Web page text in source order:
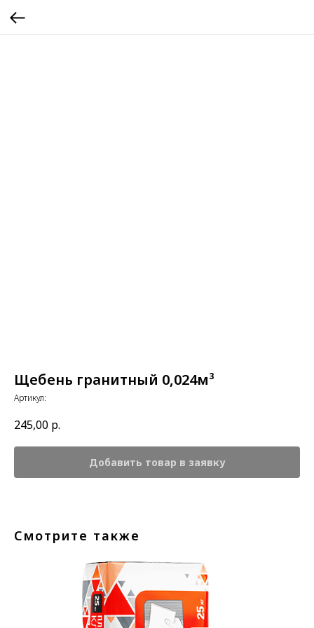
Щебень гранитный 0,024м³
Артикул:
245,00 р.
Добавить товар в заявку
Смотрите также